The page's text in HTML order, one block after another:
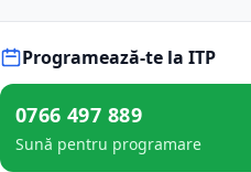
Programează-te la ITP
0766 497 889
Sună pentru programare